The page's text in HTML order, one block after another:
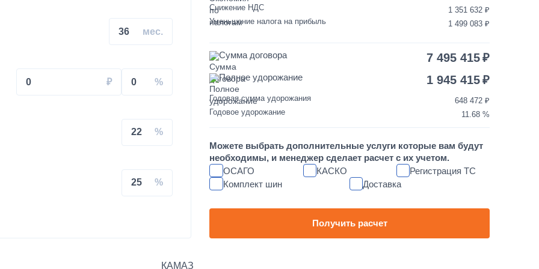
КАМАЗ 1 день
кузова 10 000 1 день
салоном
60 000 1 день
80 000
36
0 0
22
25
Снижение НДС
1 351 632
Уменьшение налога на прибыль
1 499 083
Сумма договора 7 495 415
Полное удорожание 1 945 415
Годовая сумма удорожания
648 472
Годовое удорожание
11.68
Можете выбрать дополнительные услуги которые вам будут
необходимы, и менеджер сделает расчет с их учетом.
ОСАГО
КАСКО
Регистрация ТС
Комплект шин
Доставка
Получить расчет
КАМАЗ